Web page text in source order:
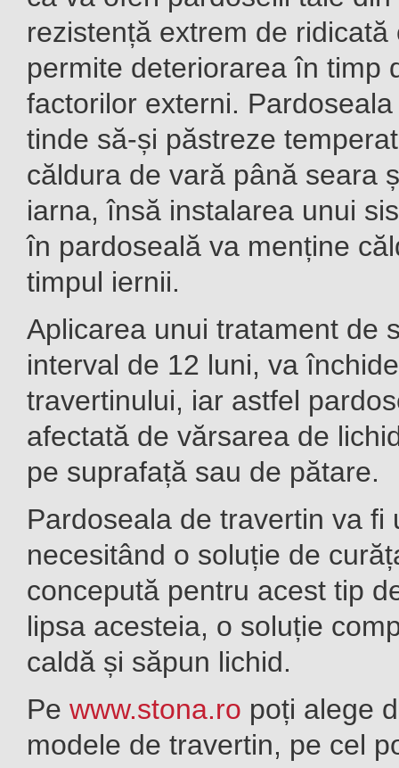
rezistență extrem de ridicată
permite deteriorarea în timp
factorilor externi.
tinde să-și păstreze
căldura de vară până seara
iarna, însă instalarea unui
în pardoseală va menține
timpul iernii.
Aplicarea unui tratament de
interval de 12 luni, va
travertinului, iar astfel
afectată de vărsarea de
pe suprafață sau de pătare.
Pardoseala de travertin va fi
necesitând o soluție de
concepută pentru acest tip
lipsa acesteia, o soluție
caldă și săpun lichid.
Pe www.stona.ro poți alege
modele de travertin, pe cel